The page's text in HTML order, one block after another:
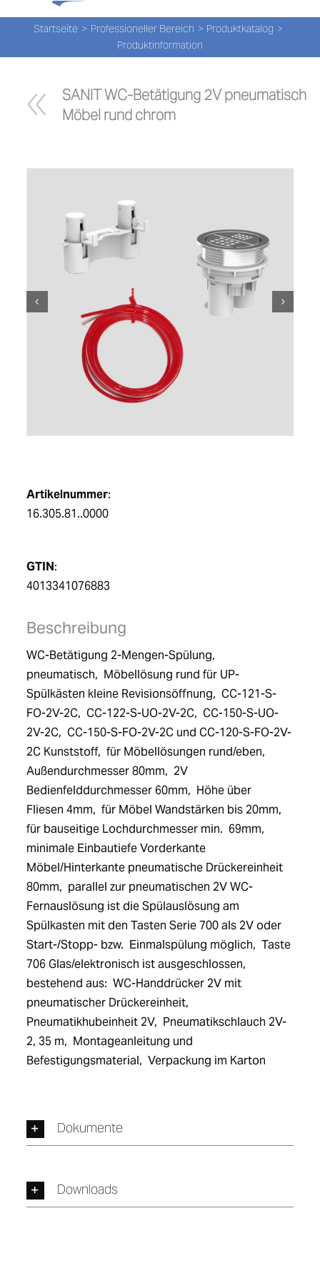
ÜBER
nach:
Startseite Professioneller Bereich
Produktkatalog
Produktinformation
SANIT WC-Betätigung 2V pneumatisch
Möbel rund chrom
Artikelnummer:
16.305.81..0000
GTIN:
4013341076883
Beschreibung
WC-Betätigung 2-Mengen-Spülung,
pneumatisch,  Möbellösung rund für UP-
Spülkästen kleine Revisionsöffnung,  CC-121-S-
FO-2V-2C,  CC-122-S-UO-2V-2C,  CC-150-S-UO-
2V-2C,  CC-150-S-FO-2V-2C und CC-120-S-FO-2V-
2C Kunststoff,  für Möbellösungen rund/eben,
Außendurchmesser 80mm,  2V
Bedienfelddurchmesser 60mm,  Höhe über
Fliesen 4mm,  für Möbel Wandstärken bis 20mm,
für bauseitige Lochdurchmesser min.  69mm,
minimale Einbautiefe Vorderkante
Möbel/Hinterkante pneumatische Drückereinheit
80mm,  parallel zur pneumatischen 2V WC-
Fernauslösung ist die Spülauslösung am
Spülkasten mit den Tasten Serie 700 als 2V oder
Start-/Stopp- bzw.  Einmalspülung möglich,  Taste
706 Glas/elektronisch ist ausgeschlossen,
bestehend aus:  WC-Handdrücker 2V mit
pneumatischer Drückereinheit,
Pneumatikhubeinheit 2V,  Pneumatikschlauch 2V-
2, 35 m,  Montageanleitung und
Befestigungsmaterial,  Verpackung im Karton
Dokumente
Downloads